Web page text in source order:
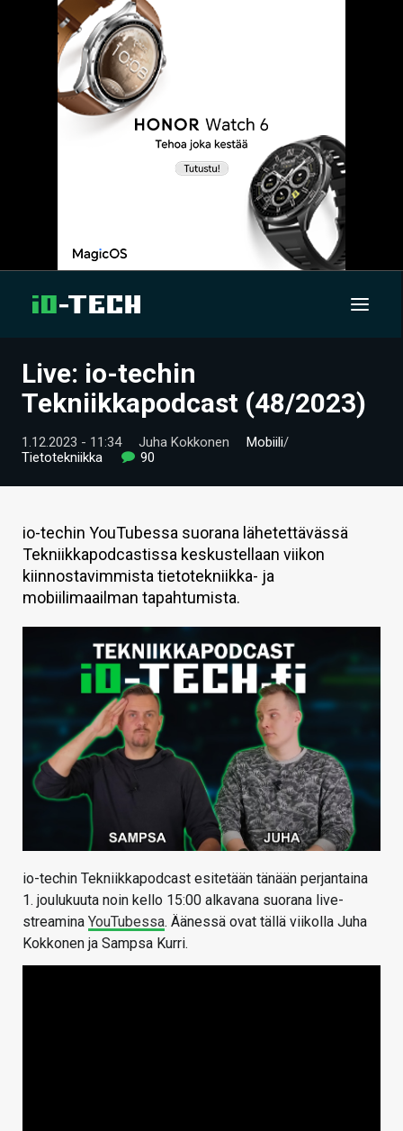
UUTISET
VIDEOT
TIETOA
HINTA.FI
VAIHDA TEEMA
HAKU
Live: io-techin
Tekniikkapodcast (48/2023)
1.12.2023 - 11:34 Juha Kokkonen Mobiili/
Tietotekniikka
90
io-techin YouTubessa suorana lähetettävässä
Tekniikkapodcastissa keskustellaan viikon
kiinnostavimmista tietotekniikka- ja
mobiilimaailman tapahtumista.
io-techin Tekniikkapodcast esitetään tänään perjantaina
1. joulukuuta noin kello 15:00 alkavana suorana live-
streamina YouTubessa. Äänessä ovat tällä viikolla Juha
Kokkonen ja Sampsa Kurri.